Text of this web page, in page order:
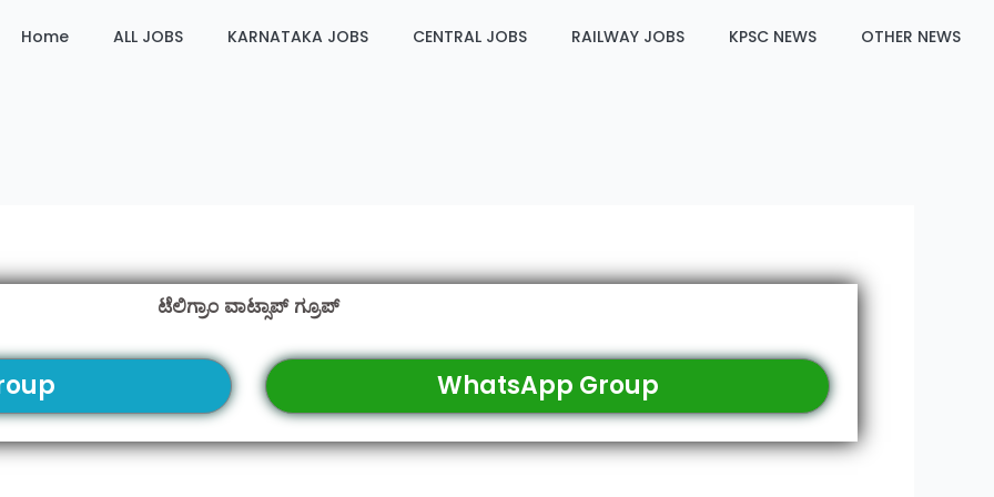
Home ALL JOBS KARNATAKA JOBS CENTRAL JOBS RAILWAY JOBS KPSC NEWS OTHER NEWS
ಟೆಲಿಗ್ರಾಂ ವಾಟ್ಸಾಪ್ ಗ್ರೂಪ್
WhatsApp Group